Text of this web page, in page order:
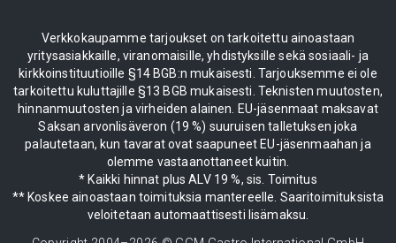
Verkkokaupamme tarjoukset on tarkoitettu ainoastaan
yritysasiakkaille, viranomaisille, yhdistyksille sekä sosiaali- ja
kirkkoinstituutioille §14 BGB:n mukaisesti. Tarjouksemme ei ole
tarkoitettu kuluttajille §13 BGB mukaisesti. Teknisten muutosten,
hinnanmuutosten ja virheiden alainen. EU-jäsenmaat maksavat
Saksan arvonlisäveron (19 %) suuruisen talletuksen joka
palautetaan, kun tavarat ovat saapuneet EU-jäsenmaahan ja
olemme vastaanottaneet kuitin.
* Kaikki hinnat plus ALV 19 %, sis. Toimitus
** Koskee ainoastaan toimituksia mantereelle. Saaritoimituksista
veloitetaan automaattisesti lisämaksu.